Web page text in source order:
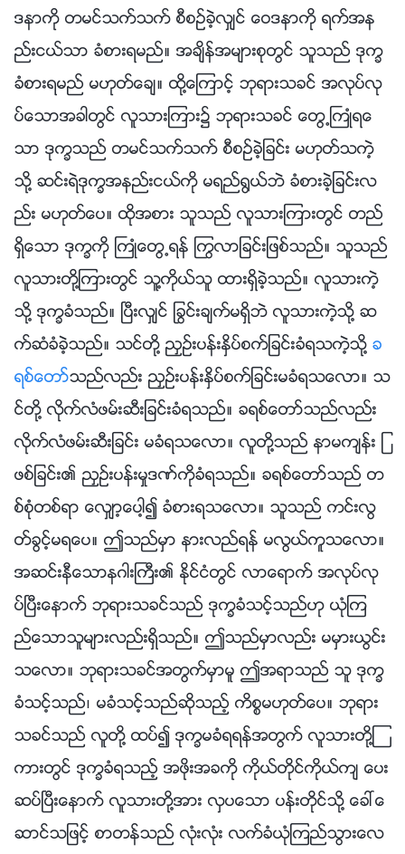
ဒနာကို တမင္သက္သက္ စီစဥ္ခဲ့လွ်င္ ေဝဒနာကို ရက္အန
ည္းငယ္သာ ခံစားရမည္။ အခ်ိန္အမ်ားစုတြင္ သူသည္ ဒုကၡ
ခံစားရမည္ မဟုတ္ေခ်။ ထို႔ေၾကာင့္ ဘုရားသခင္ အလုပ္လု
ပ္ေသာအခါတြင္ လူသားၾကား၌ ဘုရားသခင္ ေတြ႕ႀကဳံရေ
သာ ဒုကၡသည္ တမင္သက္သက္ စီစဥ္ခဲ့ျခင္း မဟုတ္သကဲ့
သို႔ ဆင္းရဲဒုကၡအနည္းငယ္ကို မရည္႐ြယ္ဘဲ ခံစားခဲ့ျခင္းလ
ည္း မဟုတ္ေပ။ ထိုအစား သူသည္ လူသားၾကားတြင္ တည္
ရွိေသာ ဒုကၡကို ႀကဳံေတြ႕ရန္ ႂကြလာျခင္းျဖစ္သည္။ သူသည္
လူသားတို႔ၾကားတြင္ သူ႔ကိုယ္သူ ထားရွိခဲ့သည္။ လူသားကဲ့
သို႔ ဒုကၡခံသည္။ ၿပီးလွ်င္ ႁခြင္းခ်က္မရွိဘဲ လူသားကဲ့သို႔ ဆ
က္ဆံခံခဲ့သည္။ သင္တို႔ ညႇဥ္းပန္းႏွိပ္စက္ျခင္းခံရသကဲ့သို႔ ခ
ရစ္ေတာ္သည္လည္း ညႇဥ္းပန္းႏွိပ္စက္ျခင္းမခံရသေလာ။ သ
င္တို႔ လိုက္လံဖမ္းဆီးျခင္းခံရသည္။ ခရစ္ေတာ္သည္လည္း
လိုက္လံဖမ္းဆီးျခင္း မခံရသေလာ။ လူတို႔သည္ နာမက်န္း ျ
ဖစ္ျခင္း၏ ညႇဥ္းပန္းမႈဒဏ္ကိုခံရသည္။ ခရစ္ေတာ္သည္ တ
စ္စုံတစ္ရာ ေလွ်ာ့‌ေပါ့၍ ခံစားရသေလာ။ သူသည္ ကင္းလြ
တ္ခြင့္မရေပ။ ဤသည္မွာ နားလည္ရန္ မလြယ္ကူသေလာ။
အဆင္းနီေသာနဂါးႀကီး၏ ႏိုင္ငံတြင္ လာေရာက္ အလုပ္လု
ပ္ၿပီးေနာက္ ဘုရားသခင္သည္ ဒုကၡခံသင့္သည္ဟု ယုံၾက
ည္ေသာသူမ်ားလည္းရွိသည္။ ဤသည္မွာလည္း မမွားယြင္း
သေလာ။ ဘုရားသခင္အတြက္မွာမူ ဤအရာသည္ သူ ဒုကၡ
ခံသင့္သည္၊ မခံသင့္သည္ဆိုသည့္ ကိစၥမဟုတ္ေပ။ ဘုရား
သခင္သည္ လူတို႔ ထပ္၍ ဒုကၡမခံရရန္အတြက္ လူသားတို႔ၾ
ကားတြင္ ဒုကၡခံရသည့္ အဖိုးအခကို ကိုယ္တိုင္ကိုယ္က် ေပး
ဆပ္ၿပီးေနာက္ လူသားတို႔အား လွပေသာ ပန္းတိုင္သို႔ ေခၚေ
ဆာင္သျဖင့္ စာတန္သည္ လုံးလုံး လက္ခံယုံၾကည္သြားေလ